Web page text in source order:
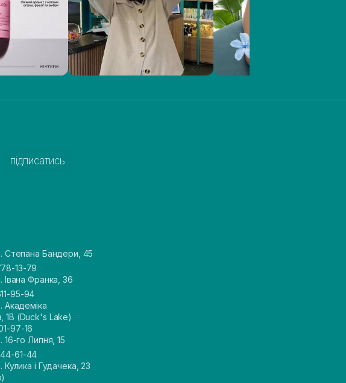
підписатись
Степана Бандери, 45
13-79
Івана Франка, 36
95-94
Академіка
1В (Duck's Lake)
97-16
16-го Липня, 15
61-44
Кулика і Гудачека, 23